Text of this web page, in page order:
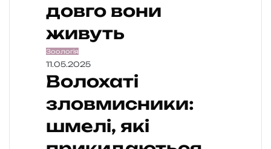
довго вони
живуть
Зоологія
11.05.2025
Волохаті
зловмисники:
шмелі, які